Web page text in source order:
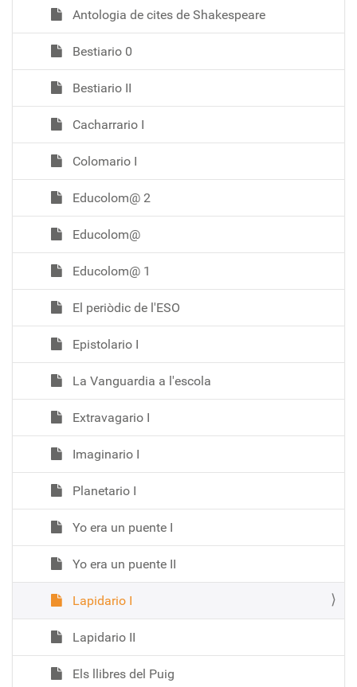
Antologia de cites de Shakespeare
Bestiario 0
Bestiario II
Cacharrario I
Colomario I
Educolom@ 2
Educolom@
Educolom@ 1
El periòdic de l'ESO
Epistolario I
La Vanguardia a l'escola
Extravagario I
Imaginario I
Planetario I
Yo era un puente I
Yo era un puente II
Lapidario I
Lapidario II
Els llibres del Puig